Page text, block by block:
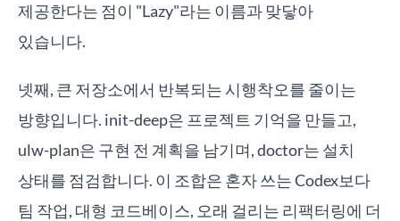
제공한다는 점이 "Lazy"라는 이름과 맞닿아
있습니다.
넷째, 큰 저장소에서 반복되는 시행착오를 줄이는
방향입니다. init-deep은 프로젝트 기억을 만들고,
ulw-plan은 구현 전 계획을 남기며, doctor는 설치
상태를 점검합니다. 이 조합은 혼자 쓰는 Codex보다
팀 작업, 대형 코드베이스, 오래 걸리는 리팩터링에 더